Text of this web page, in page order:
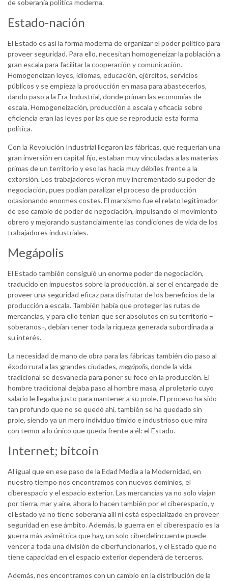
de soberanía política moderna.
Estado-nación
El Estado es así la forma moderna de organizar el poder político para
proveer seguridad. Para ello, necesitan homogeneizar la población a
gran escala para facilitar la cooperación y comunicación.
Homogeneizan leyes, idiomas, educación, ejércitos, servicios
públicos y se empieza la producción en masa para abastecerlos,
dando paso a la Era Industrial, donde priman las economías de
escala. Homogeneización, producción a escala y eficacia sobre
eficiencia eran las leyes por las que se reproducía esta forma
política.
Con la Revolución Industrial llegaron las fábricas, que requerían una
gran inversión en capital fijo, estaban muy vinculadas a las materias
primas de un territorio y eso las hacía muy débiles frente a la
extorsión. Los trabajadores vieron muy incrementado su poder de
negociación, pues podían paralizar el proceso de producción
ocasionando enormes costes. El marxismo fue el relato legitimador
de ese cambio de poder de negociación, impulsando el movimiento
obrero y mejorando sustancialmente las condiciones de vida de los
trabajadores industriales.
Megápolis
El Estado también consiguió un enorme poder de negociación,
traducido en impuestos sobre la producción, al ser el encargado de
proveer una seguridad eficaz para disfrutar de los beneficios de la
producción a escala. También había que proteger las rutas de
mercancías, y para ello tenían que ser absolutos en su territorio –
soberanos–, debían tener toda la riqueza generada subordinada a
su interés.
La necesidad de mano de obra para las fábricas también dio paso al
éxodo rural a las grandes ciudades, megápolis, donde la vida
tradicional se desvanecía para poner su foco en la producción. El
hombre tradicional dejaba paso al hombre masa, al proletario cuyo
salario le llegaba justo para mantener a su prole. El proceso ha sido
tan profundo que no se quedó ahí, también se ha quedado sin
prole, siendo ya un mero individuo tímido e industrioso que mira
con temor a lo único que queda frente a él: el Estado.
Internet; bitcoin
Al igual que en ese paso de la Edad Media a la Modernidad, en
nuestro tiempo nos encontramos con nuevos dominios, el
ciberespacio y el espacio exterior. Las mercancías ya no solo viajan
por tierra, mar y aire, ahora lo hacen también por el ciberespacio, y
el Estado ya no tiene soberanía allí ni está especializado en proveer
seguridad en ese ámbito. Además, la guerra en el ciberespacio es la
guerra más asimétrica que hay, un solo ciberdelincuente puede
vencer a toda una división de ciberfuncionarios, y el Estado que no
tiene capacidad en el espacio exterior dependerá de terceros.
Además, nos encontramos con un cambio en la distribución de la